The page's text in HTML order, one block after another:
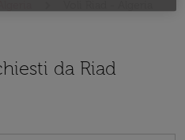
da Riad